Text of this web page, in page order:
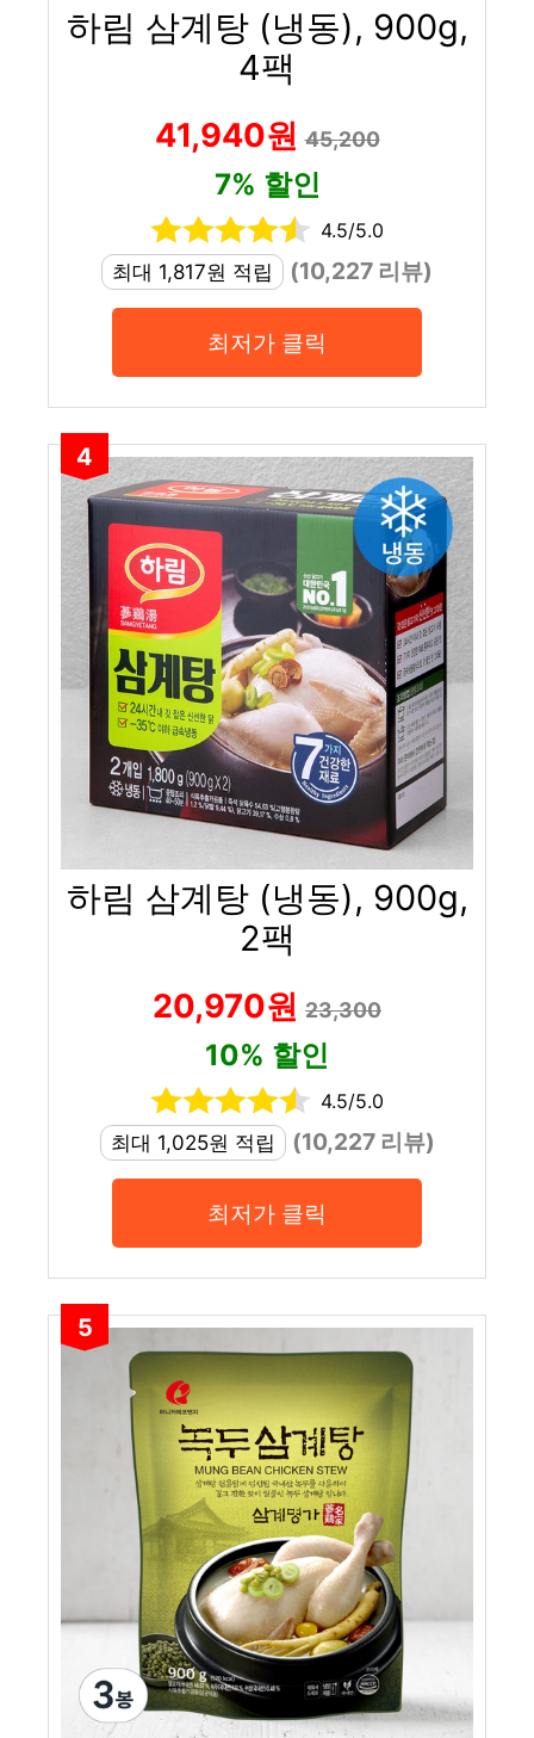
하림 삼계탕 (냉동), 900g,
4팩
41,940원45,200
7% 할인
4.5/5.0
최대 1,817원 적립
(10,227 리뷰)
최저가 클릭
4
하림 삼계탕 (냉동), 900g,
2팩
20,970원 23,300
10% 할인
4.5/5.0
최대 1,025원 적립
(10,227 리뷰)
최저가 클릭
5